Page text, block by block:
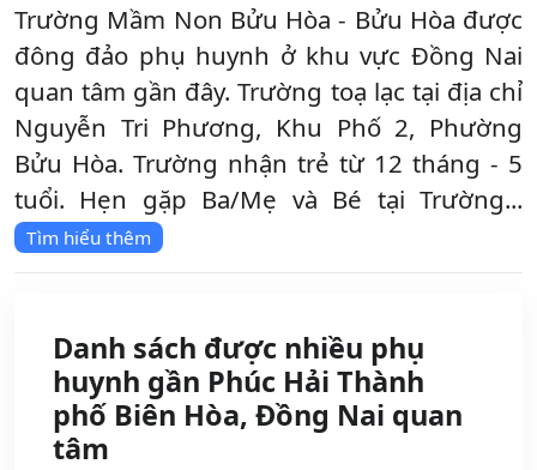
Trường Mầm Non Bửu Hòa - Bửu Hòa được
đông đảo phụ huynh ở khu vực Đồng Nai
quan tâm gần đây. Trường toạ lạc tại địa chỉ
Nguyễn Tri Phương, Khu Phố 2, Phường
Bửu Hòa. Trường nhận trẻ từ 12 tháng - 5
tuổi. Hẹn gặp Ba/Mẹ và Bé tại Trường...
Tìm hiểu thêm
Danh sách được nhiều phụ
huynh gần Phúc Hải Thành
phố Biên Hòa, Đồng Nai quan
tâm